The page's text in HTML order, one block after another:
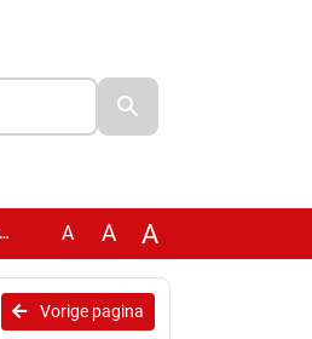
A A A
Vorige pagina